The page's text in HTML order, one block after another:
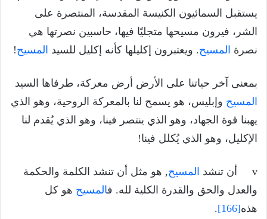
يستقبل السمائيون الكنيسة المقدسة، المنتصرة على
الشر، فيرون مسيحها متجليًا فيها، حاسبين نصرتها هي
نصرة المسيح. ويعتبرون إكليلها كأنه إكليل للسيد المسيح!
بمعنى آخر حياتنا على الأرض أرض معركة، طرفاها السيد
المسيح وإبليس، هو يسمح لنا بالمعركة الروحية، وهو الذي
يهبنا قوة الجهاد، وهو الذي ينتصر فينا، وهو الذي يُقدم لنا
الإكليل، وهو الذي يُكلل فينا!
v أن تنشد المسيح, هو مثل أن تنشد الكلمة والحكمة
والعدل والحق والقدرة الكلية لله. فالمسيح هو كل
هذه[166]
.